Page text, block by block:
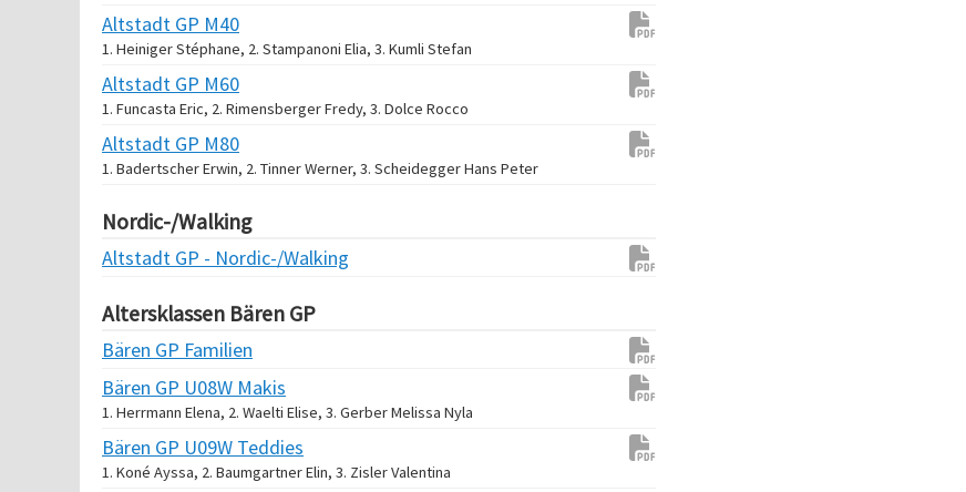
Altstadt GP M40
1. Heiniger Stéphane, 2. Stampanoni Elia, 3. Kumli Stefan
Altstadt GP M60
1. Funcasta Eric, 2. Rimensberger Fredy, 3. Dolce Rocco
Altstadt GP M80
1. Badertscher Erwin, 2. Tinner Werner, 3. Scheidegger Hans Peter
Nordic-/Walking
Altstadt GP - Nordic-/Walking
Altersklassen Bären GP
Bären GP Familien
Bären GP U08W Makis
1. Herrmann Elena, 2. Waelti Elise, 3. Gerber Melissa Nyla
Bären GP U09W Teddies
1. Koné Ayssa, 2. Baumgartner Elin, 3. Zisler Valentina